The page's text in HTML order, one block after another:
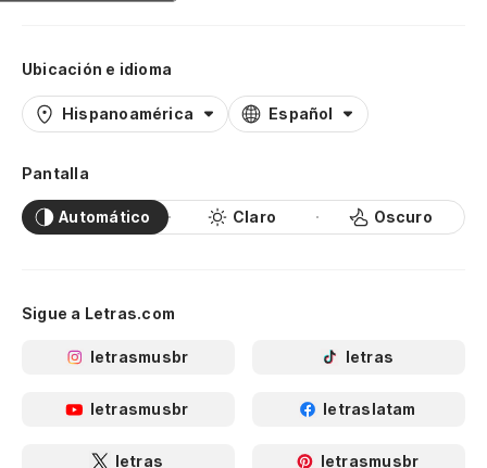
Ubicación e idioma
Hispanoamérica Español
Pantalla
Automático Claro Oscuro
Sigue a Letras.com
letrasmusbr letras
letrasmusbr letraslatam
letras letrasmusbr